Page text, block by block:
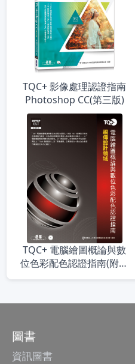
TQC+ 影像處理認證指南
Photoshop CC(第三版)
TQC+ 電腦繪圖概論與數
位色彩配色認證指南(附題
目練習系統)
圖書
資訊圖書